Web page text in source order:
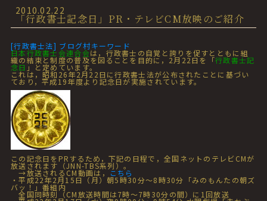
2010.02.22
「行政書士記念日」PR・テレビCM放映のご紹介
[行政書士法] ブログ村キーワード
日本行政書士会連合会は，行政書士の自覚と誇りを促すとともに組
織の結束と制度の普及を図ることを目的に，2月22日を「行政書士記
念日 」と定めています。
これは，昭和26年2月22日に行政書士法が公布されたことに基づい
ており，平成19年度より記念日が実施されています。
この記念日をPRするため，下記の日程で，全国ネットのテレビCMが
放送されます（JNN-TBS系列）。
→放送されるCM動画は，こちら
・平成22年2月15日（月）朝5時30分～8時30分「みのもんたの朝ズ
バッ！」番組内
全国同時刻（CM放送時間は7時～7時30分の間）に1回放送